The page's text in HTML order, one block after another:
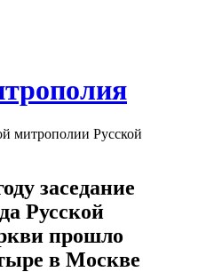
митрополии Русской
заседание
Русской
прошло
в Москве